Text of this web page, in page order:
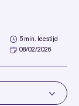
5 min. leestijd
08/02/2026